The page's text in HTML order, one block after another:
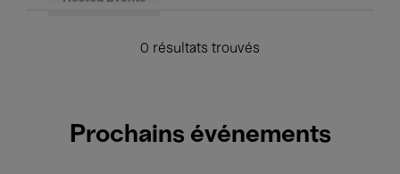
0 résultats trouvés
Prochains événements